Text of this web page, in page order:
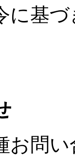
に基
お問